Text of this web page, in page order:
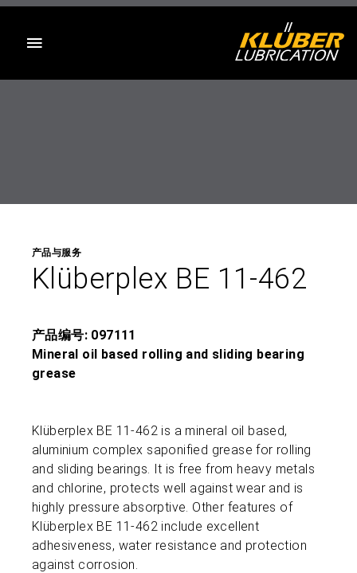
产品与服务
Klüberplex BE 11-462
产品编号: 097111
Mineral oil based rolling and sliding bearing
grease
Klüberplex BE 11-462 is a mineral oil based,
aluminium complex saponified grease for rolling
and sliding bearings. It is free from heavy metals
and chlorine, protects well against wear and is
highly pressure absorptive. Other features of
Klüberplex BE 11-462 include excellent
adhesiveness, water resistance and protection
against corrosion.